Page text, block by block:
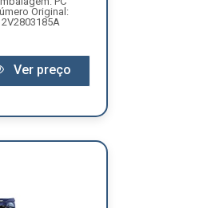
Original:
2V2803185A
Ver preço